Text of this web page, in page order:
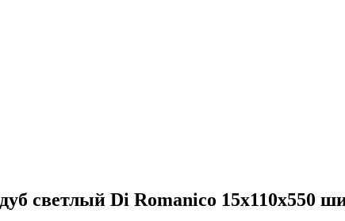
светлый Di Romanico 15х110х550